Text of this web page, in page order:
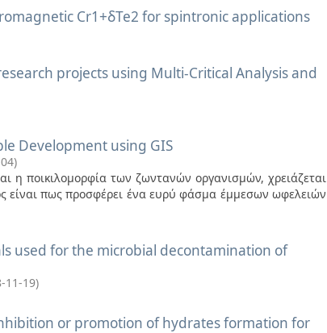
Cr1+δTe2 for spintronic applications
projects using Multi-Critical Analysis and
Development using GIS
)
η ποικιλομορφία των ζωντανών οργανισμών, χρειάζεται
είναι πως προσφέρει ένα ευρύ φάσμα έμμεσων ωφελειών
used for the microbial decontamination of
11-19)
or promotion of hydrates formation for